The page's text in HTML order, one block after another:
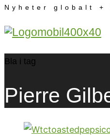
Nyheter globalt +
Bla i tag
Pierre